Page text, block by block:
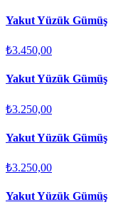
Yakut Yüzük Gümüş
₺3.450,00
Yakut Yüzük Gümüş
₺3.250,00
Yakut Yüzük Gümüş
₺3.250,00
Yakut Yüzük Gümüş